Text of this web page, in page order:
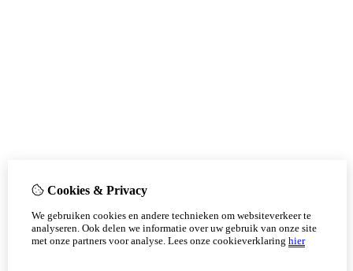
Cookies & Privacy
We gebruiken cookies en andere technieken om websiteverkeer te
analyseren. Ook delen we informatie over uw gebruik van onze site
met onze partners voor analyse. Lees onze cookieverklaring hier